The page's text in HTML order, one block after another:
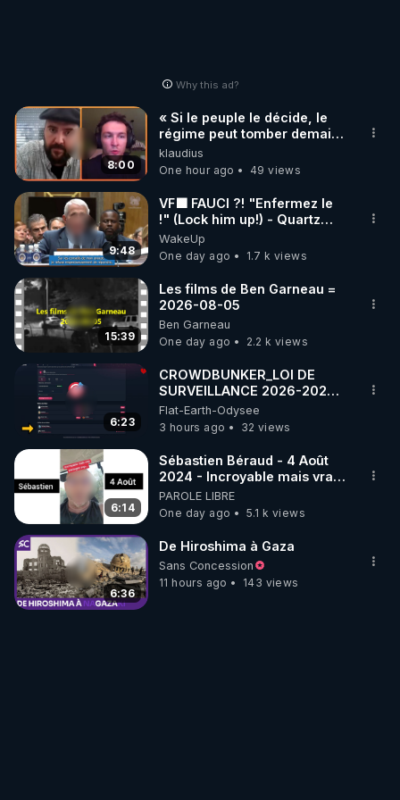
https://www.youtube.com/watch?v=I7iWBIUOkgg
Why this ad?
8:00
« Si le peuple le décide, le
régime peut tomber demain !
»
klaudius
One hour ago
49 views
9:48
VF🟩 FAUCI ?! "Enfermez le
!" (Lock him up!) - Quartz
Traduction
WakeUp
One day ago
1.7 k views
15:39
Les films de Ben Garneau =
2026-08-05
Ben Garneau
One day ago
2.2 k views
6:23
CROWDBUNKER_LOI DE
SURVEILLANCE 2026-2027
DES RESEAUX SOCIAUX -
FERMETURE DE COMPTES A
Flat-Earth-Odysee
3 hours ago
32 views
6:14
Sébastien Béraud - 4 Août
2024 - Incroyable mais vrai,
partagez svp...
PAROLE LIBRE
One day ago
5.1 k views
6:36
De Hiroshima à Gaza
Sans Concession
11 hours ago
143 views